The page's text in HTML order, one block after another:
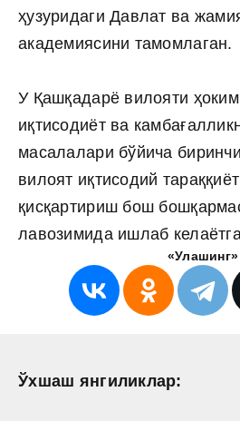
ҳузуридаги Давлат ва
академиясини тамомлаган.
У Қашқадарё вилояти
иқтисодиёт ва
масалалари бўйича
вилоят иқтисодий
қисқартириш бош
лавозимида ишлаб
«Улашинг»
Ўхшаш янгиликлар: